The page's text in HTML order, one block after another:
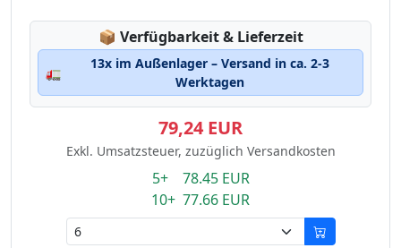
📦 Lagerstatus:
Verfügbarkeit & Lieferzeit
🚛
13x im Außenlager – Versand in ca. 2-3
Werktagen
79,24 EUR
Exkl. Umsatzsteuer, zuzüglich Versandkosten
5+ 78.45 EUR
10+ 77.66 EUR